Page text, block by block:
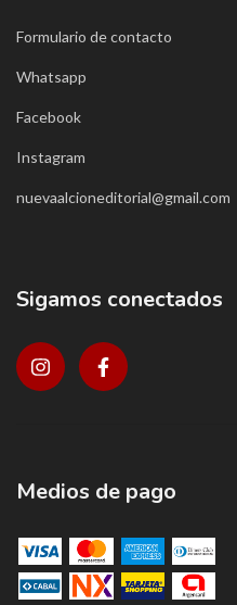
Formulario de contacto
Whatsapp
Facebook
Instagram
nuevaalcioneditorial@gmail.com
Sigamos conectados
Medios de pago